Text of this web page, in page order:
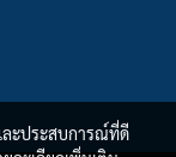
ละประสบการณ์ที่ดี